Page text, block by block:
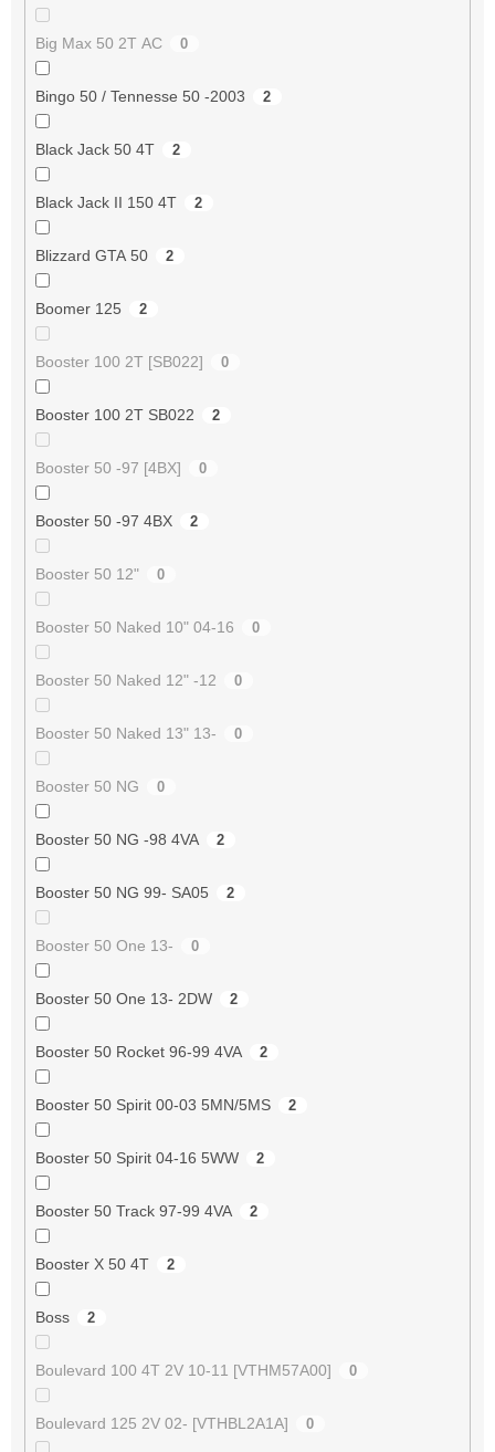
Big Max 50 2T AC 0
Bingo 50 / Tennesse 50 -2003 2
Black Jack 50 4T 2
Black Jack II 150 4T 2
Blizzard GTA 50 2
Boomer 125 2
Booster 100 2T [SB022] 0
Booster 100 2T SB022 2
Booster 50 -97 [4BX] 0
Booster 50 -97 4BX 2
Booster 50 12" 0
Booster 50 Naked 10" 04-16 0
Booster 50 Naked 12" -12 0
Booster 50 Naked 13" 13- 0
Booster 50 NG 0
Booster 50 NG -98 4VA 2
Booster 50 NG 99- SA05 2
Booster 50 One 13- 0
Booster 50 One 13- 2DW 2
Booster 50 Rocket 96-99 4VA 2
Booster 50 Spirit 00-03 5MN/5MS 2
Booster 50 Spirit 04-16 5WW 2
Booster 50 Track 97-99 4VA 2
Booster X 50 4T 2
Boss 2
Boulevard 100 4T 2V 10-11 [VTHM57A00] 0
Boulevard 125 2V 02- [VTHBL2A1A] 0